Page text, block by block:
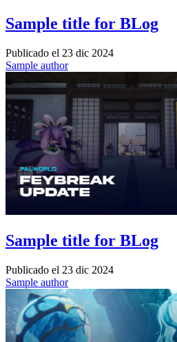
Sample title for BLog
Publicado el 23 dic 2024
Sample author
Sample title for BLog
Publicado el 23 dic 2024
Sample author